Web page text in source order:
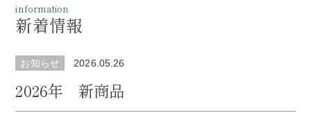
information
新着情報
お知らせ 2026.05.26
2026年 新商品